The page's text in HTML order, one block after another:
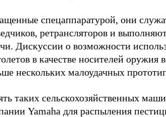
спецаппаратурой, они
ретрансляторов и
Дискуссии о возможности
в качестве носителей оружия
нескольких малоудачных
таких сельскохозяйственных
Yamaha для распыления